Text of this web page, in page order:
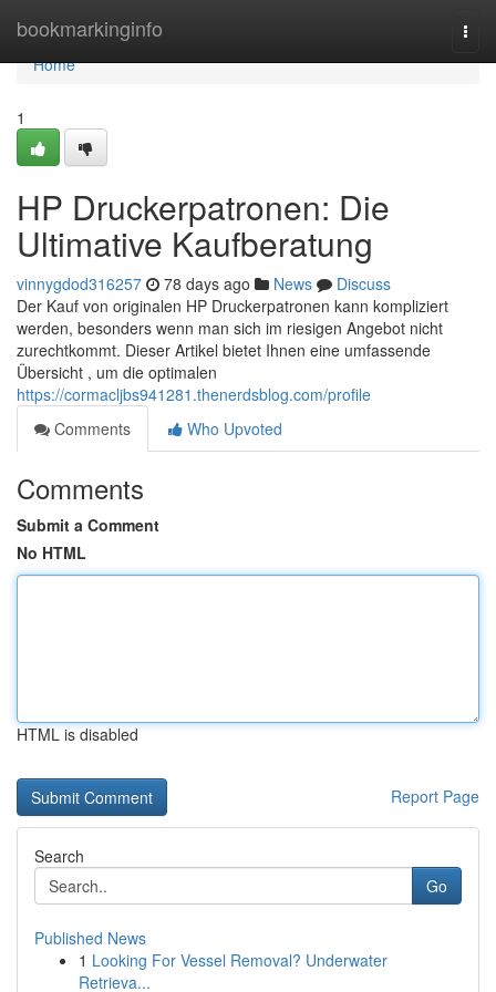
bookmarkinginfo
Home
Home
1
HP Druckerpatronen: Die
Ultimative Kaufberatung
vinnygdod316257 78 days ago News
Discuss
Der Kauf von originalen HP Druckerpatronen kann kompliziert
werden, besonders wenn man sich im riesigen Angebot nicht
zurechtkommt. Dieser Artikel bietet Ihnen eine umfassende
Übersicht , um die optimalen
https://cormacljbs941281.thenerdsblog.com/profile
Comments
Who Upvoted
Comments
Submit a Comment
No HTML
HTML is disabled
Report Page
Search
Go
Published News
1 Looking For Vessel Removal? Underwater
Retrieva...